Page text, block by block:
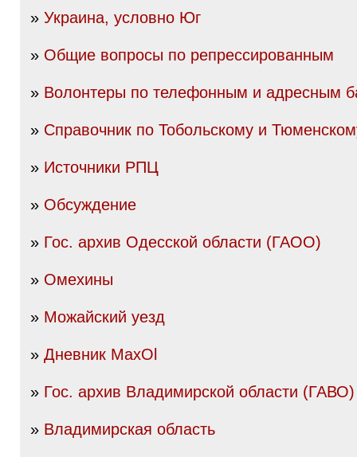
» Украина, условно Юг
» Общие вопросы по репрессированным
» Волонтеры по телефонным и адресным
» Справочник по Тобольскому и
» Источники РПЦ
» Обсуждение
» Гос. архив Одесской области (ГАОО)
» Омехины
» Можайский уезд
» Дневник MaxOl
» Гос. архив Владимирской области (ГАВО)
» Владимирская область